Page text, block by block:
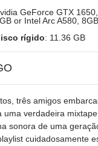
GeForce GTX
or Intel Arc A580, 8GB
rígido: 11.36 GB
três amigos
uma verdadeira
sonora de uma
cuidadosamente